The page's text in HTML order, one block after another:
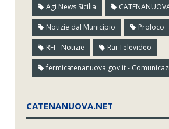
Agi News Sicilia
Notizie dal Municipio Proloco
RFI - Notizie Rai Televideo
fermicatenanuova.gov.it -
CATENANUOVA.NET